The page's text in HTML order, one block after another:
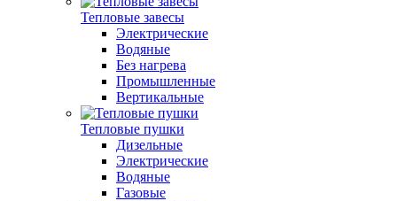
Тепловые завесы
Электрические
Водяные
Без нагрева
Промышленные
Вертикальные
Тепловые пушки
Дизельные
Электрические
Водяные
Газовые